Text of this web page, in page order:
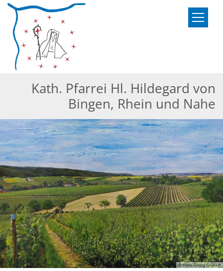
Zum Inhalt springen
Kath. Pfarrei Hl. Hildegard von
Bingen, Rhein und Nahe
© Hans-Georg Grünert